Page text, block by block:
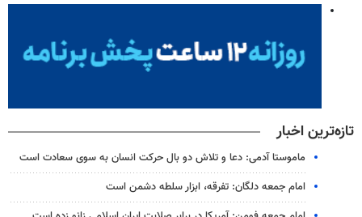
تازه‌ترین اخبار
ماموستا آدمی: دعا و تلاش دو بال حرکت انسان به سوی سعادت است
امام جمعه دلگان: تفرقه، ابزار سلطه دشمن است